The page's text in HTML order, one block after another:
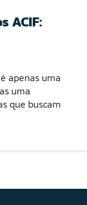
ACIF:
apenas uma
uma
que buscam